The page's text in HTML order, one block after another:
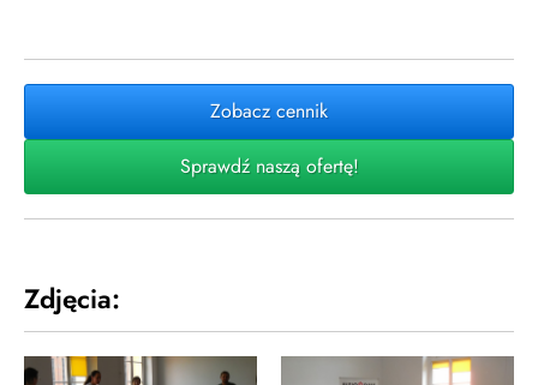
Zobacz cennik
Sprawdź naszą ofertę!
Zdjęcia: